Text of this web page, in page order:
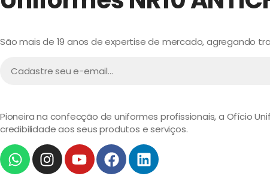
São mais de 19 anos de expertise de mercado, agregando
Pioneira na confecção de uniformes profissionais, a Ofício
credibilidade aos seus produtos e serviços.